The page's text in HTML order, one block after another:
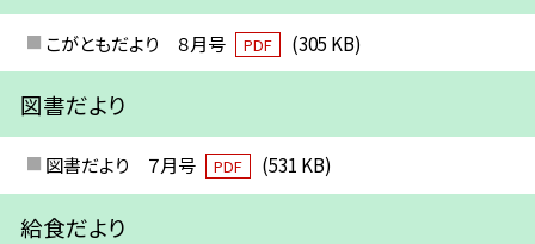
こがともだより ８月号 PDF (305 KB)
図書だより
図書だより ７月号 PDF (531 KB)
給食だより